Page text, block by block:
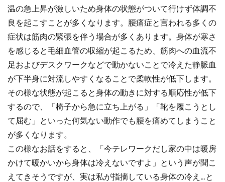
温の急上昇が激しいため身体の状態がついて行けず体調不
良を起こすことが多くなります。腰痛症と言われる多くの
症状は筋肉の緊張を伴う場合が多くあります。身体が寒さ
を感じると毛細血管の収縮が起こるため、筋肉への血流不
足およびデスクワークなどで動かないことで冷えた静脈血
が下半身に対流しやすくなることで柔軟性が低下します。
その様な状態が起こると身体の動きに対する順応性が低下
するので、「椅子から急に立ち上がる」「靴を履こうとし
て屈む」といった何気ない動作でも腰を痛めてしまうこと
が多くなります。
この様なお話をすると、「今テレワークだし家の中は暖房
かけて暖かいから身体は冷えないですよ」という声が聞こ
えてきそうですが、実は私が指摘している身体の冷え…と